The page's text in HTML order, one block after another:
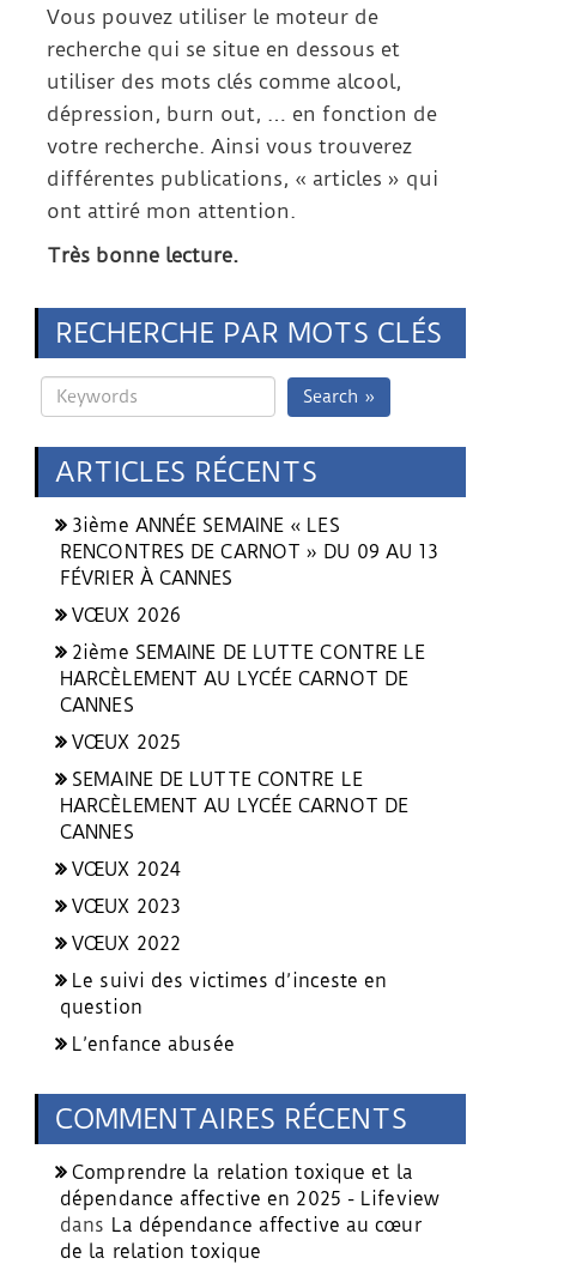
Vous pouvez utiliser le moteur de
recherche qui se situe en dessous et
utiliser des mots clés comme alcool,
dépression, burn out, … en fonction de
votre recherche. Ainsi vous trouverez
différentes publications, « articles » qui
ont attiré mon attention.
Très bonne lecture.
RECHERCHE PAR MOTS CLÉS
Search »
ARTICLES RÉCENTS
3ième ANNÉE SEMAINE « LES
RENCONTRES DE CARNOT » DU 09 AU 13
FÉVRIER À CANNES
VŒUX 2026
2ième SEMAINE DE LUTTE CONTRE LE
HARCÈLEMENT AU LYCÉE CARNOT DE
CANNES
VŒUX 2025
SEMAINE DE LUTTE CONTRE LE
HARCÈLEMENT AU LYCÉE CARNOT DE
CANNES
VŒUX 2024
VŒUX 2023
VŒUX 2022
Le suivi des victimes d’inceste en
question
L’enfance abusée
COMMENTAIRES RÉCENTS
Comprendre la relation toxique et la
dépendance affective en 2025 - Lifeview
dans La dépendance affective au cœur
de la relation toxique